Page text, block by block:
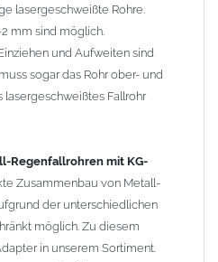
lasergeschweißte Rohre.
mm sind möglich.
und Aufweiten sind
sogar das Rohr ober- und
Fallrohr
Regenfallrohren mit KG-
Zusammenbau von Metall-
der unterschiedlichen
möglich. Zu diesem
in unserem Sortiment.